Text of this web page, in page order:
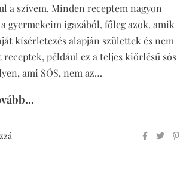
a szívem. Minden receptem nagyon
gyermekeim igazából, főleg azok, amik
kísérletezés alapján születtek és nem
például ez a teljes kiőrlésű sós
ami SÓS, nem az…